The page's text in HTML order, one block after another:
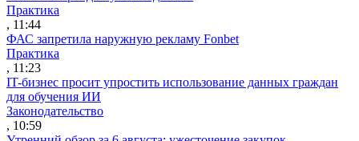
Практика
, 11:44
ФАС запретила наружную рекламу Fonbet
Практика
, 11:23
IT-бизнес просит упростить использование данных граждан
для обучения ИИ
Законодательство
, 10:59